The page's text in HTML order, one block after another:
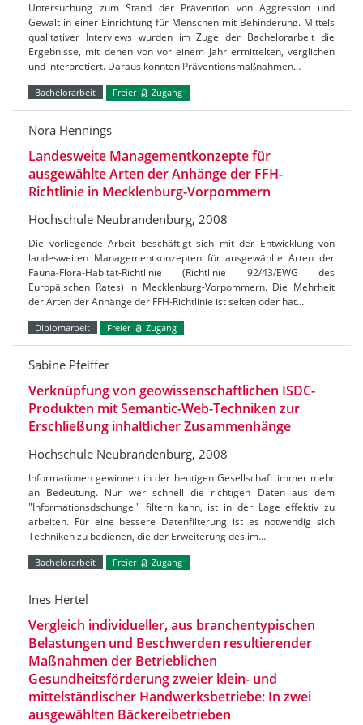
Untersuchung zum Stand der Prävention von Aggression und
Gewalt in einer Einrichtung für Menschen mit Behinderung. Mittels
qualitativer Interviews wurden im Zuge der Bachelorarbeit die
Ergebnisse, mit denen von vor einem Jahr ermittelten, verglichen
und interpretiert. Daraus konnten Präventionsmaßnahmen…
Bachelorarbeit Freier Zugang
Nora Hennings
Landesweite Managementkonzepte für
ausgewählte Arten der Anhänge der FFH-
Richtlinie in Mecklenburg-Vorpommern
Hochschule Neubrandenburg, 2008
Die vorliegende Arbeit beschäftigt sich mit der Entwicklung von
landesweiten Managementkonzepten für ausgewählte Arten der
Fauna-Flora-Habitat-Richtlinie (Richtlinie 92/43/EWG des
Europäischen Rates) in Mecklenburg-Vorpommern. Die Mehrheit
der Arten der Anhänge der FFH-Richtlinie ist selten oder hat…
Diplomarbeit Freier Zugang
Sabine Pfeiffer
Verknüpfung von geowissenschaftlichen ISDC-
Produkten mit Semantic-Web-Techniken zur
Erschließung inhaltlicher Zusammenhänge
Hochschule Neubrandenburg, 2008
Informationen gewinnen in der heutigen Gesellschaft immer mehr
an Bedeutung. Nur wer schnell die richtigen Daten aus dem
"Informationsdschungel" filtern kann, ist in der Lage effektiv zu
arbeiten. Für eine bessere Datenfilterung ist es notwendig sich
Techniken zu bedienen, die der Erweiterung des im…
Bachelorarbeit Freier Zugang
Ines Hertel
Vergleich individueller, aus branchentypischen
Belastungen und Beschwerden resultierender
Maßnahmen der Betrieblichen
Gesundheitsförderung zweier klein- und
mittelständischer Handwerksbetriebe: In zwei
ausgewählten Bäckereibetrieben